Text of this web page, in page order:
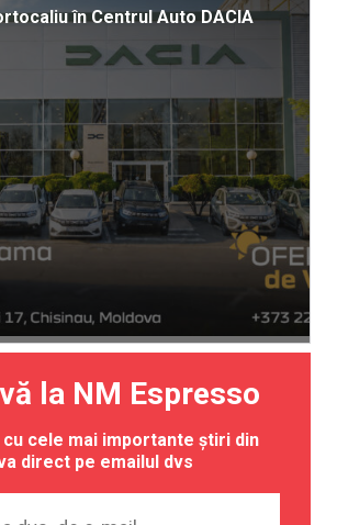
în Centrul Auto DACIA
la NM Espresso
cele mai importante știri din
direct pe emailul dvs